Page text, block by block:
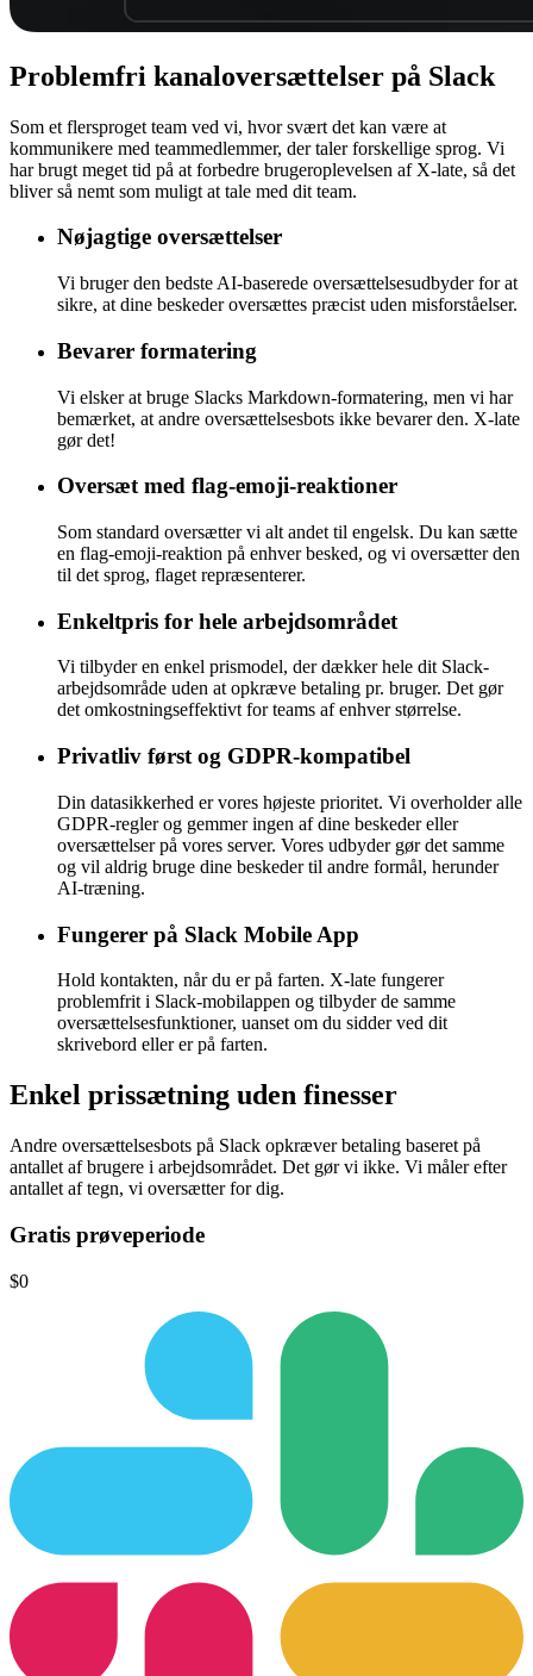
Problemfri kanaloversættelser på Slack
Som et flersproget team ved vi, hvor svært det kan være at
kommunikere med teammedlemmer, der taler forskellige sprog. Vi
har brugt meget tid på at forbedre brugeroplevelsen af X-late, så det
bliver så nemt som muligt at tale med dit team.
Nøjagtige oversættelser
Vi bruger den bedste AI-baserede oversættelsesudbyder for at
sikre, at dine beskeder oversættes præcist uden misforståelser.
Bevarer formatering
Vi elsker at bruge Slacks Markdown-formatering, men vi har
bemærket, at andre oversættelsesbots ikke bevarer den. X-late
gør det!
Oversæt med flag-emoji-reaktioner
Som standard oversætter vi alt andet til engelsk. Du kan sætte
en flag-emoji-reaktion på enhver besked, og vi oversætter den
til det sprog, flaget repræsenterer.
Enkeltpris for hele arbejdsområdet
Vi tilbyder en enkel prismodel, der dækker hele dit Slack-
arbejdsområde uden at opkræve betaling pr. bruger. Det gør
det omkostningseffektivt for teams af enhver størrelse.
Privatliv først og GDPR-kompatibel
Din datasikkerhed er vores højeste prioritet. Vi overholder alle
GDPR-regler og gemmer ingen af dine beskeder eller
oversættelser på vores server. Vores udbyder gør det samme
og vil aldrig bruge dine beskeder til andre formål, herunder
AI-træning.
Fungerer på Slack Mobile App
Hold kontakten, når du er på farten. X-late fungerer
problemfrit i Slack-mobilappen og tilbyder de samme
oversættelsesfunktioner, uanset om du sidder ved dit
skrivebord eller er på farten.
Enkel prissætning uden finesser
Andre oversættelsesbots på Slack opkræver betaling baseret på
antallet af brugere i arbejdsområdet. Det gør vi ikke. Vi måler efter
antallet af tegn, vi oversætter for dig.
Gratis prøveperiode
$0